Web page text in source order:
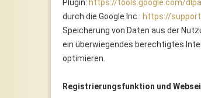
Plugin: https://tools.google.com/
durch die Google Inc.: https://
Speicherung von Daten aus der
ein überwiegendes berechtigtes
optimieren.
Registrierungsfunktion und